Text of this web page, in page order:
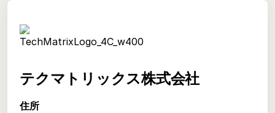
テクマトリックス株式会社
住所